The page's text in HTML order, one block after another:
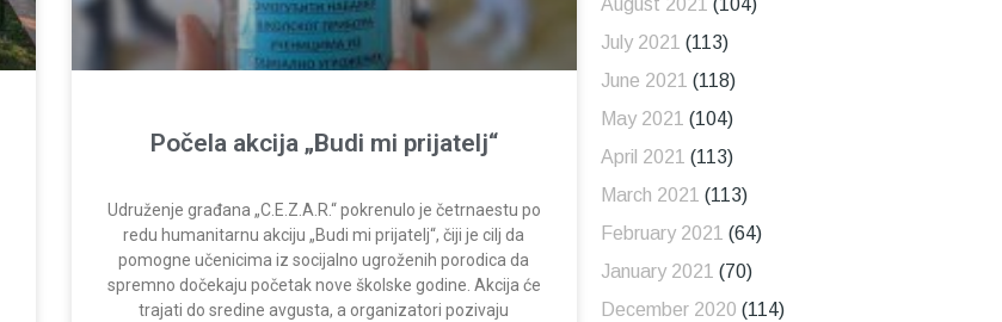
Počela akcija „Budi mi prijatelj“
Udruženje građana „C.E.Z.A.R.“ pokrenulo je četrnaestu po
redu humanitarnu akciju „Budi mi prijatelj“, čiji je cilj da
pomogne učenicima iz socijalno ugroženih porodica da
spremno dočekaju početak nove školske godine. Akcija će
trajati do sredine avgusta, a organizatori pozivaju
August 2021 (104)
July 2021 (113)
June 2021 (118)
May 2021 (104)
April 2021 (113)
March 2021 (113)
February 2021 (64)
January 2021 (70)
December 2020 (114)